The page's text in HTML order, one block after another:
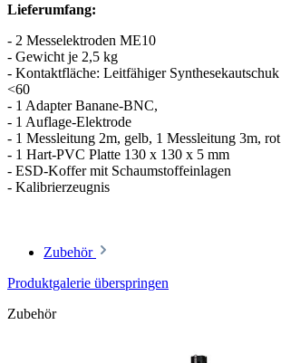
Lieferumfang:
- 2 Messelektroden ME10
- Gewicht je 2,5 kg
- Kontaktfläche: Leitfähiger
<60
- 1 Adapter Banane-BNC,
- 1 Auflage-Elektrode
- 1 Messleitung 2m, gelb, 1 Messleitung 3m, rot
- 1 Hart-PVC Platte 130 x 130 x 5 mm
- ESD-Koffer mit Schaumstoffeinlagen
- Kalibrierzeugnis
Zubehör
Produktgalerie überspringen
Zubehör